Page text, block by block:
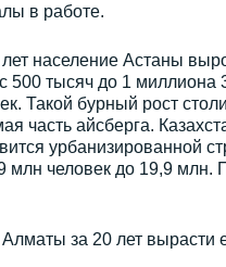
в работе.
население Астаны
500 тысяч до 1 миллиона
Такой бурный рост
часть айсберга.
урбанизированной
человек до 19,9 млн.
за 20 лет вырасти